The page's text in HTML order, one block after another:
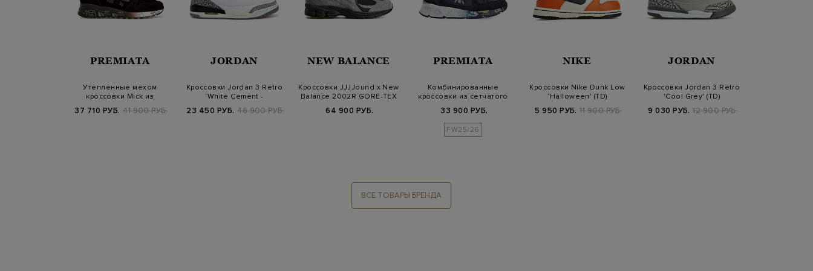
PREMIATA
Утепленные мехом
кроссовки Mick из
бархатистой замши
37 710 РУБ. 41 900 РУБ.
JORDAN
Кроссовки Jordan 3 Retro
'White Cement -
Reimagined'
23 450 РУБ. 46 900 РУБ.
NEW BALANCE
Кроссовки JJJJound x New
Balance 2002R GORE-TEX
'Charc…
64 900 РУБ.
PREMIATA
Комбинированные
кроссовки из сетчатого
текстиля и замш…
33 900 РУБ.
FW25/26
NIKE
Кроссовки Nike Dunk Low
'Halloween' (TD)
5 950 РУБ. 11 900 РУБ.
JORDAN
Кроссовки Jordan 3 Retro
'Cool Grey' (TD)
9 030 РУБ. 12 900 РУБ.
ВСЕ ТОВАРЫ БРЕНДА